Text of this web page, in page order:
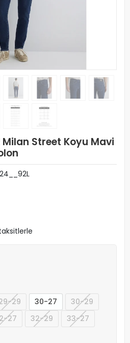
Street Koyu Mavi
29 30-27
30-29
27 32-29
33-27